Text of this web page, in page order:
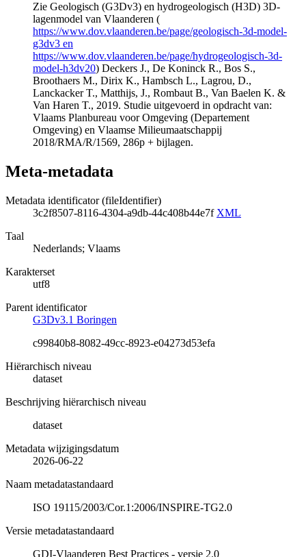
Zie Geologisch (G3Dv3) en hydrogeologisch (H3D) 3D-
lagenmodel van Vlaanderen (
https://www.dov.vlaanderen.be/page/geologisch-3d-model-
g3dv3 en
https://www.dov.vlaanderen.be/page/hydrogeologisch-3d-
model-h3dv20) Deckers J., De Koninck R., Bos S.,
Broothaers M., Dirix K., Hambsch L., Lagrou, D.,
Lanckacker T., Matthijs, J., Rombaut B., Van Baelen K. &
Van Haren T., 2019. Studie uitgevoerd in opdracht van:
Vlaams Planbureau voor Omgeving (Departement
Omgeving) en Vlaamse Milieumaatschappij
2018/RMA/R/1569, 286p + bijlagen.
Meta-metadata
Metadata identificator (fileIdentifier)
3c2f8507-8116-4304-a9db-44c408b44e7f XML
Taal
Nederlands; Vlaams
Karakterset
utf8
Parent identificator
G3Dv3.1 Boringen
c99840b8-8082-49cc-8923-e04273d53efa
Hiërarchisch niveau
dataset
Beschrijving hiërarchisch niveau
dataset
Metadata wijzigingsdatum
2026-06-22
Naam metadatastandaard
ISO 19115/2003/Cor.1:2006/INSPIRE-TG2.0
Versie metadatastandaard
GDI-Vlaanderen Best Practices - versie 2.0